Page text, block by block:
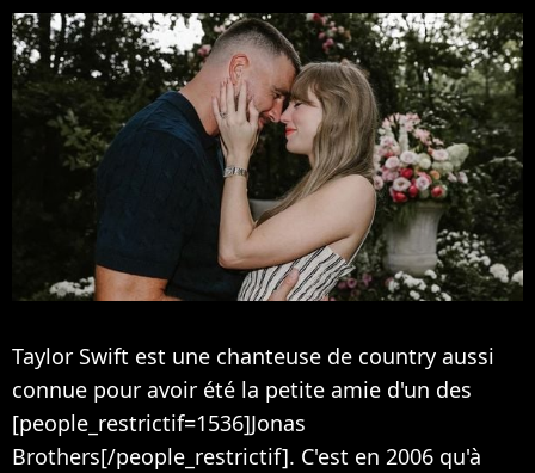
Taylor Swift est une chanteuse de country aussi
connue pour avoir été la petite amie d'un des
[people_restrictif=1536]Jonas
Brothers[/people_restrictif]. C'est en 2006 qu'à